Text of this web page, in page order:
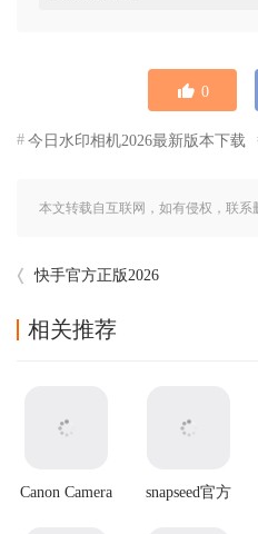
0
今日水印相机2026最新版本下载
本文转载自互联网，如有侵权，联系
快手官方正版2026
相关推荐
Canon Camera
snapseed官方